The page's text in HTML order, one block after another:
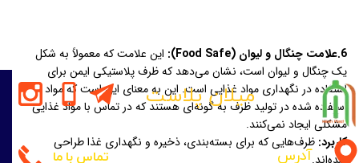
6.علامت چنگال و لیوان (Food Safe):
این علامت که معمولاً به شکل
یک چنگال و لیوان است، نشان می‌دهد که ظرف پلاستیکی ایمن برای
استفاده در نگهداری مواد غذایی است. این به معنای این است که مواد
استفاده شده در تولید ظرف به گونه‌ای هستند که در تماس با مواد غذایی
مشکلی ایجاد نمی‌کنند.
کاربرد: ظرف‌هایی که برای بسته‌بندی، ذخیره و نگهداری غذا طراحی
تماس با ما
میلان پلاست
آدرس